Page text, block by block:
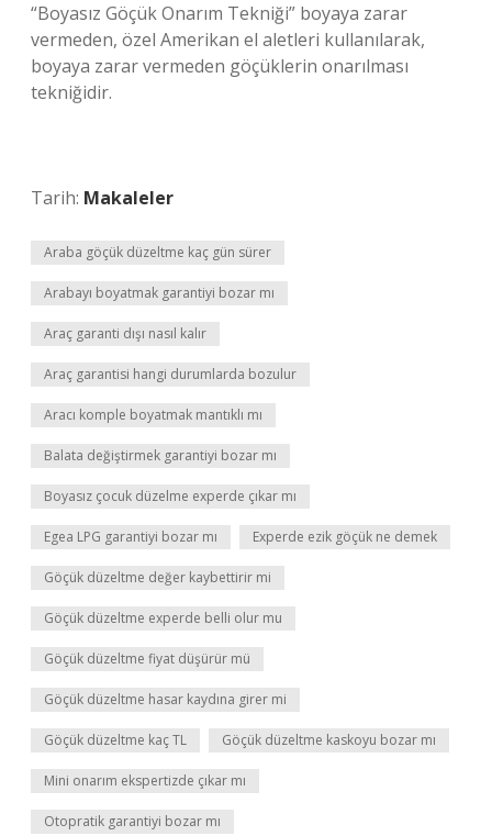
“Boyasız Göçük Onarım Tekniği” boyaya zarar
vermeden, özel Amerikan el aletleri kullanılarak,
boyaya zarar vermeden göçüklerin onarılması
tekniğidir.
Tarih: Makaleler
Araba göçük düzeltme kaç gün sürer
Arabayı boyatmak garantiyi bozar mı
Araç garanti dışı nasıl kalır
Araç garantisi hangi durumlarda bozulur
Aracı komple boyatmak mantıklı mı
Balata değiştirmek garantiyi bozar mı
Boyasız çocuk düzelme experde çıkar mı
Egea LPG garantiyi bozar mı Experde ezik göçük ne demek
Göçük düzeltme değer kaybettirir mi
Göçük düzeltme experde belli olur mu
Göçük düzeltme fiyat düşürür mü
Göçük düzeltme hasar kaydına girer mi
Göçük düzeltme kaç TL Göçük düzeltme kaskoyu bozar mı
Mini onarım ekspertizde çıkar mı
Otopratik garantiyi bozar mı